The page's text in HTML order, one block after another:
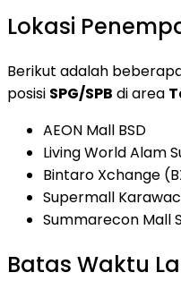
Lokasi
Berikut adalah
posisi SPG/SPB di area
AEON Mall BSD
Living World Alam
Bintaro Xchange
Supermall
Summarecon Mall
Batas Waktu